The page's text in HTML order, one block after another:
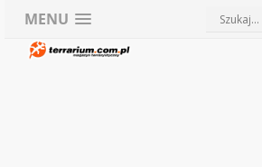
MENU